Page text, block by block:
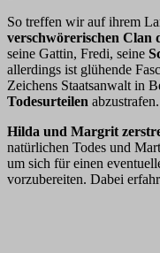
So treffen wir auf ihrem
verschwörerischen Clan
seine Gattin, Fredi, seine
allerdings ist glühende
Zeichens Staatsanwalt in
Todesurteilen abzustrafen.
Hilda und Margrit
natürlichen Todes und
um sich für einen
vorzubereiten. Dabei